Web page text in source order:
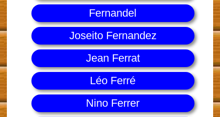
Fernandel
Joseito Fernandez
Jean Ferrat
Léo Ferré
Nino Ferrer